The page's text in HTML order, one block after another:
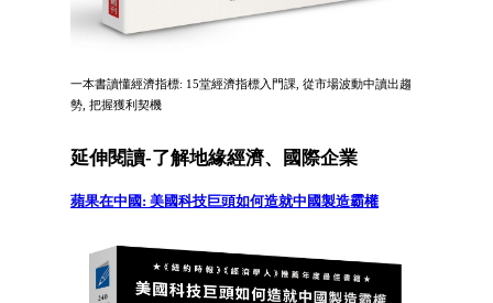
一本書讀懂經濟指標: 15堂經濟指標入門課, 從市場波動中讀出趨
勢, 把握獲利契機
延伸閱讀-了解地緣經濟、國際企業
蘋果在中國: 美國科技巨頭如何造就中國製造霸權